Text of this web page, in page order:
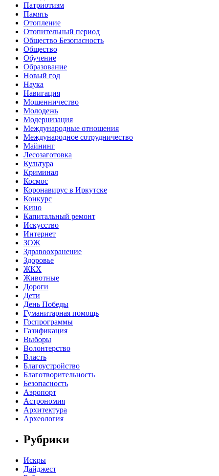
Патриотизм
Память
Отопление
Отопительный период
Общество Безопасность
Общество
Обучение
Образование
Новый год
Наука
Навигация
Мошенничество
Молодежь
Модернизация
Международные отношения
Международное сотрудничество
Майнинг
Лесозаготовка
Культура
Криминал
Космос
Коронавирус в Иркутске
Конкурс
Кино
Капитальный ремонт
Искусство
Интернет
ЗОЖ
Здравоохранение
Здоровье
ЖКХ
Животные
Дороги
Дети
День Победы
Гуманитарная помощь
Госпрограммы
Газификация
Выборы
Волонтерство
Власть
Благоустройство
Благотворительность
Безопасность
Аэропорт
Астрономия
Архитектура
Археология
Рубрики
Искры
Дайджест